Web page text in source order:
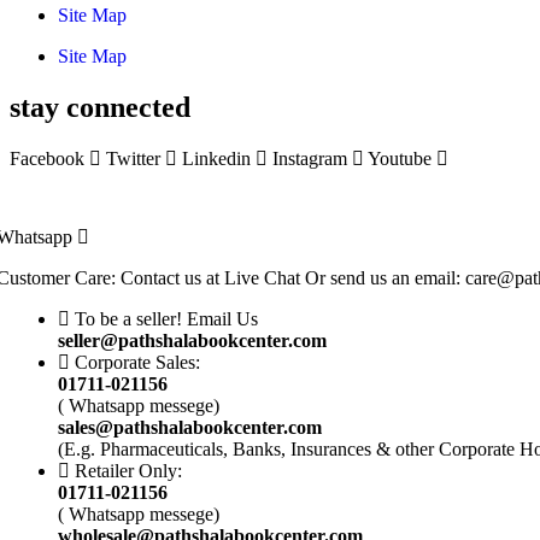
Site Map
Site Map
stay connected
Facebook Twitter Linkedin Instagram Youtube
Care: Contact us at Live Chat Or send us an email:
To be a seller! Email Us
seller@pathshalabookcenter.com
Corporate Sales:
01711-021156
( Whatsapp messege)
sales@pathshalabookcenter.com
(E.g. Pharmaceuticals, Banks, Insurances & other Corporate
Retailer Only:
01711-021156
( Whatsapp messege)
wholesale@pathshalabookcenter.com